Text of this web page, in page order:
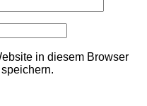
in diesem Browser